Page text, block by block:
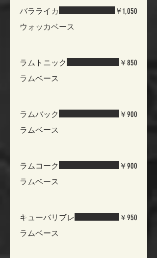
バラライカ
ウォッカベース
￥1,050
ラムトニック
ラムベース
￥850
ラムバック
ラムベース
￥900
ラムコーク
ラムベース
￥900
キューバリブレ
ラムベース
￥950